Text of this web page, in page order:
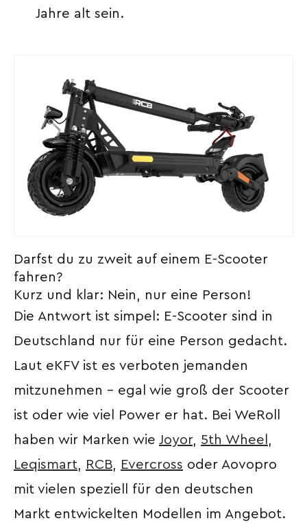
Jahre alt sein.
Darfst du zu zweit auf einem E-Scooter
fahren?
Kurz und klar: Nein, nur eine Person!
Die Antwort ist simpel: E-Scooter sind in
Deutschland nur für eine Person gedacht.
Laut eKFV ist es verboten jemanden
mitzunehmen – egal wie groß der Scooter
ist oder wie viel Power er hat. Bei WeRoll
haben wir Marken wie Joyor, 5th Wheel
Leqismart
RCB Evercross oder Aovopro
mit vielen speziell für den deutschen
Markt entwickelten Modellen im Angebot.